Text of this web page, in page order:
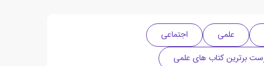
علمی
اجتماعی
برترین کتاب های علمی